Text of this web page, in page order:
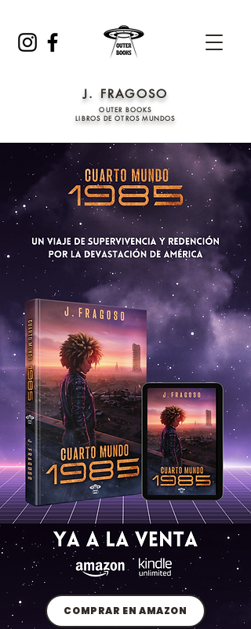
OUTER BOOKS
LIBROS DE OTROS MUNDOS
J. FRAGOSO
COMPRAR EN AMAZON